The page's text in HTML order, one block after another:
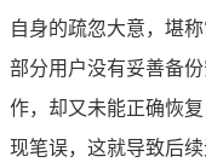
自身的疏忽大意，堪
部分用户没有妥善备
作，却又未能正确恢
现笔误，这就导致后